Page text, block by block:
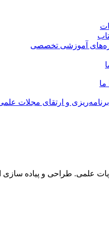
آموزشی تخصصی
ما
و ارتقای مجلات
علمی. طراحی و پیاده سازی